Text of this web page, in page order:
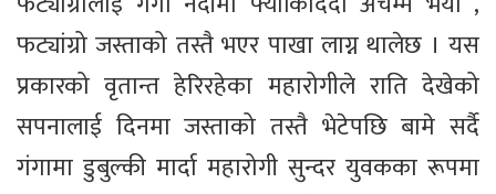
फट्यांग्रो जस्ताको तस्तै भएर पाखा लाग्न थालेछ । यस
प्रकारको वृतान्त हेरिरहेका महारोगीले राति देखेको
सपनालाई दिनमा जस्ताको तस्तै भेटेपछि बामे सर्दै
गंगामा डुबुल्की मार्दा महारोगी सुन्दर युवकका रूपमा